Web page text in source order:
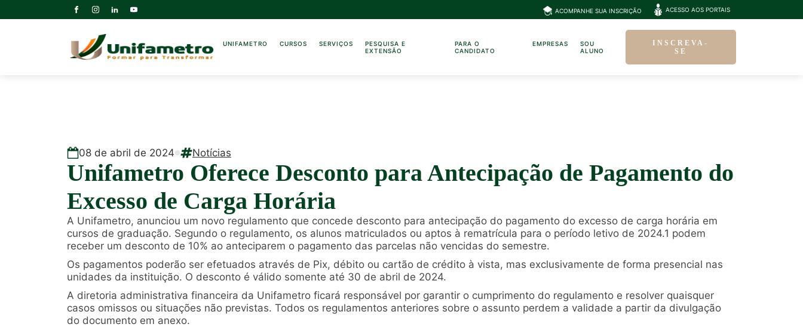
ACOMPANHE SUA INSCRIÇÃO ACESSO AOS PORTAIS
UNIFAMETRO CURSOS SERVIÇOS
PESQUISA E
EXTENSÃO
PARA O
CANDIDATO
EMPRESAS
SOU
ALUNO
INSCREVA-
SE
08 de abril de 2024 Notícias
Unifametro Oferece Desconto para Antecipação de Pagamento do
Excesso de Carga Horária
A Unifametro, anunciou um novo regulamento que concede desconto para antecipação do pagamento do excesso de carga horária em
cursos de graduação. Segundo o regulamento, os alunos matriculados ou aptos à rematrícula para o período letivo de 2024.1 podem
receber um desconto de 10% ao anteciparem o pagamento das parcelas não vencidas do semestre.
Os pagamentos poderão ser efetuados através de Pix, débito ou cartão de crédito à vista, mas exclusivamente de forma presencial nas
unidades da instituição. O desconto é válido somente até 30 de abril de 2024.
A diretoria administrativa financeira da Unifametro ficará responsável por garantir o cumprimento do regulamento e resolver quaisquer
casos omissos ou situações não previstas. Todos os regulamentos anteriores sobre o assunto perdem a validade a partir da divulgação
do documento em anexo.